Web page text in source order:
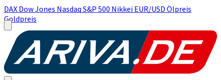
DAX Dow Jones Nasdaq S&P 500 Nikkei EUR/USD Ölpreis
Goldpreis